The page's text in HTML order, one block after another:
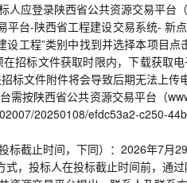
人应登录陕西省公共资源交易平台
平台-陕西省工程建设交易系统- 新
设工程”类别中找到并选择本项目
招标文件获取时限内，下载获取
标文件附件将会导致后期无法上传
需按陕西省公共资源交易平台（
20250108/efdc53a2-c250-
标截止时间，下同）：2026年7月29
式，投标人在投标截止时间前，通